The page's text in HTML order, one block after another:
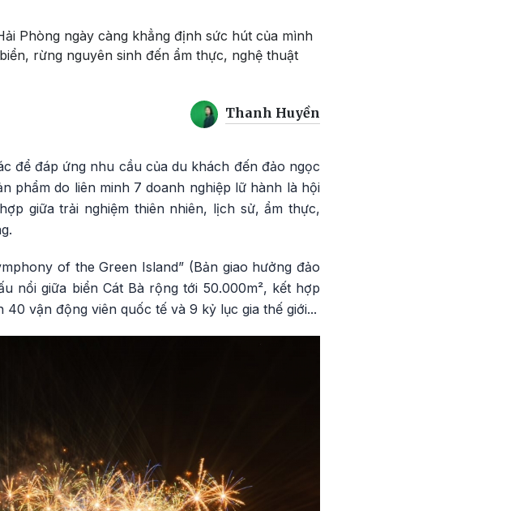
Phòng ngày càng khẳng định sức hút của mình
rừng nguyên sinh đến ẩm thực, nghệ thuật
Thanh Huyền
để đáp ứng nhu cầu của du khách đến đảo ngọc
phẩm do liên minh 7 doanh nghiệp lữ hành là hội
giữa trải nghiệm thiên nhiên, lịch sử, ẩm thực,
of the Green Island” (Bản giao hưởng đảo
nổi giữa biển Cát Bà rộng tới 50.000m², kết hợp
vận động viên quốc tế và 9 kỷ lục gia thế giới...